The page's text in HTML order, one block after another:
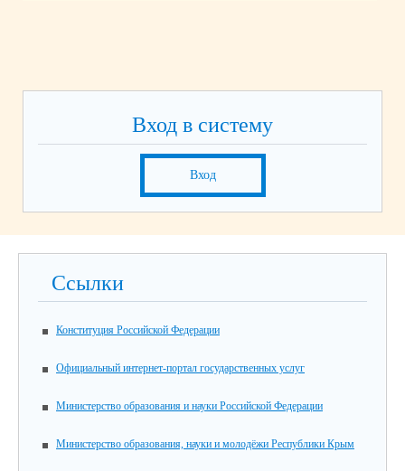
Вход в систему
Вход
Ссылки
Конституция Российской Федерации
Официальный интернет-портал государственных услуг
Министерство образования и науки Российской Федерации
Министерство образования, науки и молодёжи Республики Крым